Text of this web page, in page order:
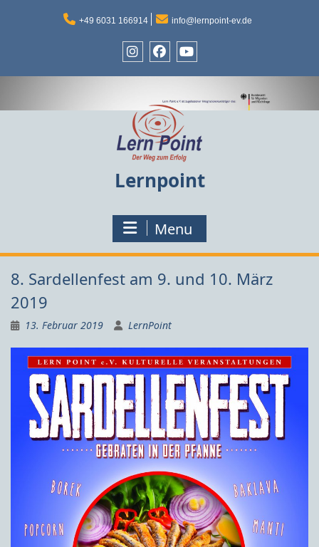
+49 6031 166914 info@lernpoint-ev.de
Lernpoint
Menu
8. Sardellenfest am 9. und 10. März
2019
13. Februar 2019 LernPoint